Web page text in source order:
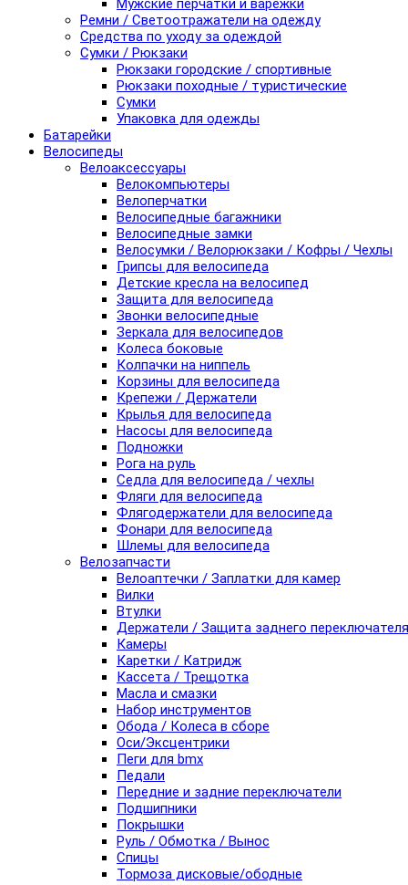
Мужские перчатки и варежки
Ремни / Светоотражатели на одежду
Средства по уходу за одеждой
Сумки / Рюкзаки
Рюкзаки городские / спортивные
Рюкзаки походные / туристические
Сумки
Упаковка для одежды
Батарейки
Велосипеды
Велоаксессуары
Велокомпьютеры
Велоперчатки
Велосипедные багажники
Велосипедные замки
Велосумки / Велорюкзаки / Кофры / Чехлы
Грипсы для велосипеда
Детские кресла на велосипед
Защита для велосипеда
Звонки велосипедные
Зеркала для велосипедов
Колеса боковые
Колпачки на ниппель
Корзины для велосипеда
Крепежи / Держатели
Крылья для велосипеда
Насосы для велосипеда
Подножки
Рога на руль
Седла для велосипеда / чехлы
Фляги для велосипеда
Флягодержатели для велосипеда
Фонари для велосипеда
Шлемы для велосипеда
Велозапчасти
Велоаптечки / Заплатки для камер
Вилки
Втулки
Держатели / Защита заднего переключателя
Камеры
Каретки / Катридж
Кассета / Трещотка
Масла и смазки
Набор инструментов
Обода / Колеса в сборе
Оси/Эксцентрики
Пеги для bmx
Педали
Передние и задние переключатели
Подшипники
Покрышки
Руль / Обмотка / Вынос
Спицы
Тормоза дисковые/ободные